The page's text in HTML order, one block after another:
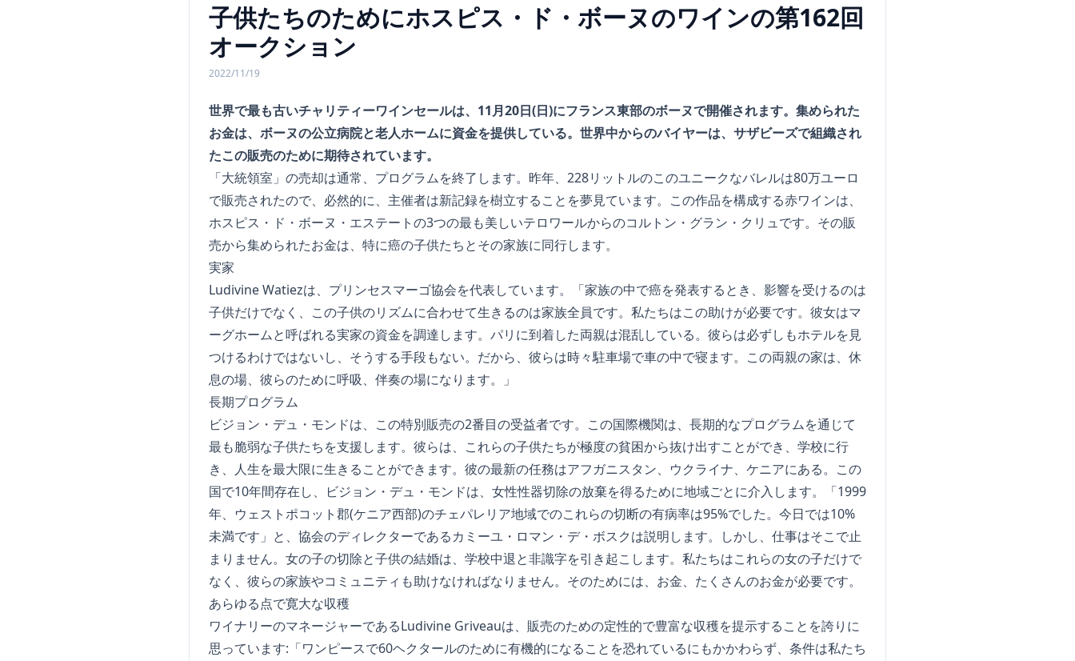
子供たちのためにホスピス・ド・ボーヌのワインの第162回
オークション
2022/11/19
世界で最も古いチャリティーワインセールは、11月20日(日)にフランス東部のボーヌで開催されます。集められた
お金は、ボーヌの公立病院と老人ホームに資金を提供している。世界中からのバイヤーは、サザビーズで組織され
たこの販売のために期待されています。
「大統領室」の売却は通常、プログラムを終了します。昨年、228リットルのこのユニークなバレルは80万ユーロ
で販売されたので、必然的に、主催者は新記録を樹立することを夢見ています。この作品を構成する赤ワインは、
ホスピス・ド・ボーヌ・エステートの3つの最も美しいテロワールからのコルトン・グラン・クリュです。その販
売から集められたお金は、特に癌の子供たちとその家族に同行します。
実家
Ludivine Watiezは、プリンセスマーゴ協会を代表しています。「家族の中で癌を発表するとき、影響を受けるのは
子供だけでなく、この子供のリズムに合わせて生きるのは家族全員です。私たちはこの助けが必要です。彼女はマ
ーグホームと呼ばれる実家の資金を調達します。パリに到着した両親は混乱している。彼らは必ずしもホテルを見
つけるわけではないし、そうする手段もない。だから、彼らは時々駐車場で車の中で寝ます。この両親の家は、休
息の場、彼らのために呼吸、伴奏の場になります。」
長期プログラム
ビジョン・デュ・モンドは、この特別販売の2番目の受益者です。この国際機関は、長期的なプログラムを通じて
最も脆弱な子供たちを支援します。彼らは、これらの子供たちが極度の貧困から抜け出すことができ、学校に行
き、人生を最大限に生きることができます。彼の最新の任務はアフガニスタン、ウクライナ、ケニアにある。この
国で10年間存在し、ビジョン・デュ・モンドは、女性性器切除の放棄を得るために地域ごとに介入します。「1999
年、ウェストポコット郡(ケニア西部)のチェパレリア地域でのこれらの切断の有病率は95%でした。今日では10%
未満です」と、協会のディレクターであるカミーユ・ロマン・デ・ボスクは説明します。しかし、仕事はそこで止
まりません。女の子の切除と子供の結婚は、学校中退と非識字を引き起こします。私たちはこれらの女の子だけで
なく、彼らの家族やコミュニティも助けなければなりません。そのためには、お金、たくさんのお金が必要です。
あらゆる点で寛大な収穫
ワイナリーのマネージャーであるLudivine Griveauは、販売のための定性的で豊富な収穫を提示することを誇りに
思っています:「ワンピースで60ヘクタールのために有機的になることを恐れているにもかかわらず、条件は私たち